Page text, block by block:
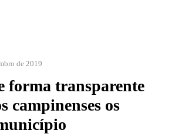
de 2019
forma transparente
campinenses os